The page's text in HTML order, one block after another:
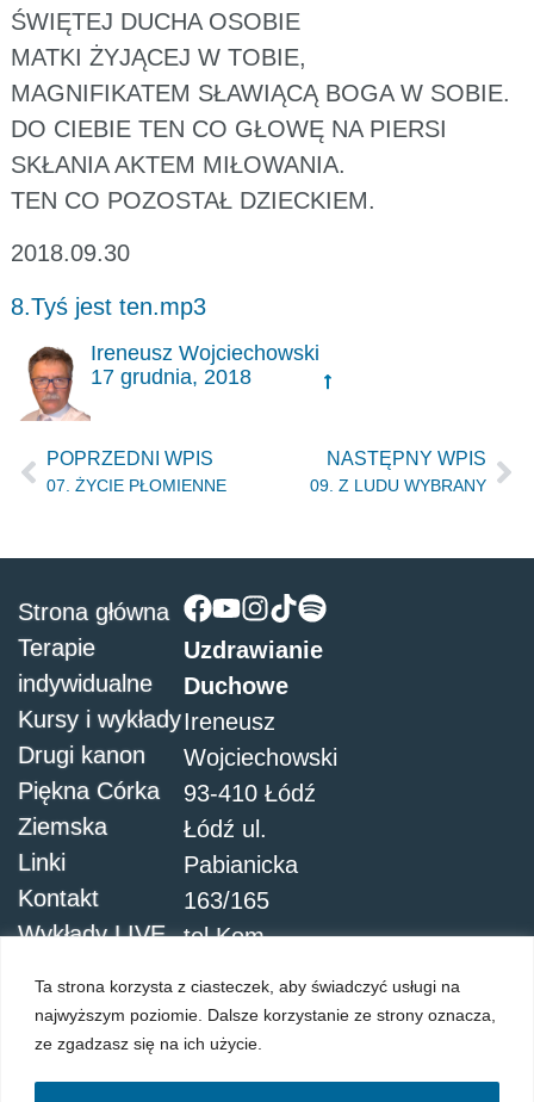
Ta strona korzysta z ciasteczek, aby świadczyć usługi na
najwyższym poziomie. Dalsze korzystanie ze strony oznacza,
ze zgadzasz się na ich użycie.
ŚWIĘTEJ DUCHA OSOBIE
MATKI ŻYJĄCEJ W TOBIE,
MAGNIFIKATEM SŁAWIĄCĄ BOGA W SOBIE.
DO CIEBIE TEN CO GŁOWĘ NA PIERSI
SKŁANIA AKTEM MIŁOWANIA.
TEN CO POZOSTAŁ DZIECKIEM.
2018.09.30
8.Tyś jest ten.mp3
Ireneusz Wojciechowski
17 grudnia, 2018
POPRZEDNI WPIS
07. ŻYCIE PŁOMIENNE
NASTĘPNY WPIS
09. Z LUDU WYBRANY
Uzdrawianie
Duchowe
Ireneusz
Wojciechowski
93-410 Łódź
Łódź ul.
Pabianicka
163/165
tel.Kom.
Strona główna
Terapie
indywidualne
Kursy i wykłady
Drugi kanon
Piękna Córka
Ziemska
Linki
Kontakt
Wykłady LIVE